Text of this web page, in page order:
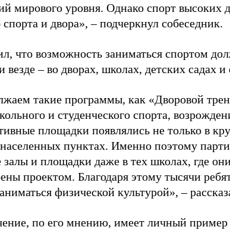
мирового уровня. Однако спорт высоких
спорта и двора», – подчеркнул собеседник.
что возможность заниматься спортом
везде – во дворах, школах, детских садах
такие программы, как «Дворовой
и студенческого спорта,
площадки появлялись не только в
пунктах. Именно поэтому
залы и площадки даже в тех школах, где
проектом. Благодаря этому тысячи
физической культурой», –
по его мнению, имеет личный